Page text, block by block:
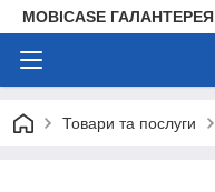
MOBICASE
Товари та послуги